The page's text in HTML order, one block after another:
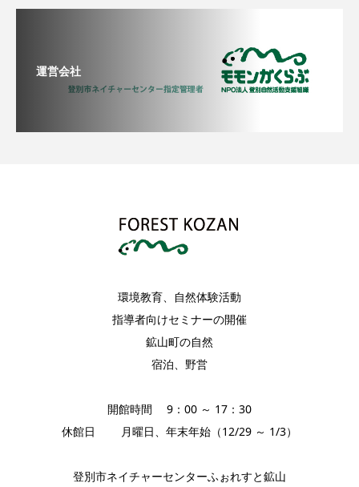
運営会社
環境教育、自然体験活動
指導者向けセミナーの開催
鉱山町の自然
宿泊、野営
開館時間 9：00 ～ 17：30
休館日 月曜日、年末年始（12/29 ～ 1/3）
登別市ネイチャーセンターふぉれすと鉱山